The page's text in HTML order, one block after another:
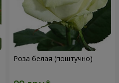
Роза белая (поштучно)